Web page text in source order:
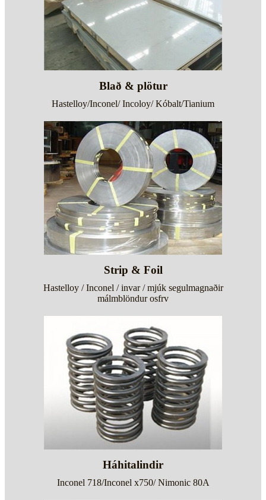
Blað & plötur
Hastelloy/Inconel/ Incoloy/ Kóbalt/Tianium
Strip & Foil
Hastelloy / Inconel / invar / mjúk segulmagnaðir
málmblöndur osfrv
Háhitalindir
Inconel 718/Inconel x750/ Nimonic 80A